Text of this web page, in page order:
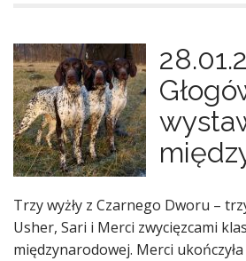
Trzy wyżły z Czarnego Dworu –
Usher, Sari i Merci zwycięzcami
międzynarodowej. Merci